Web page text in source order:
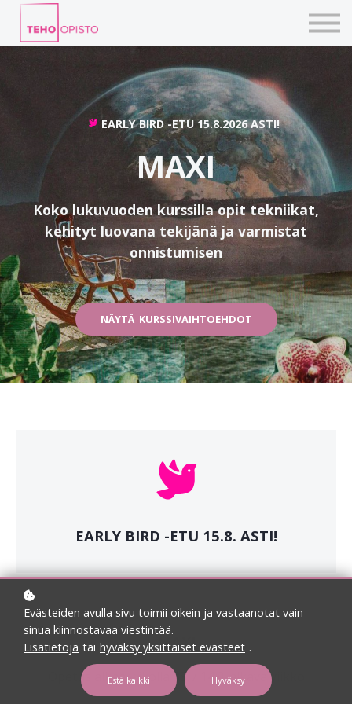
ILMOITTAUDU
KIRJAUDU TEHOVERKKOON
EARLY BIRD -ETU 15.8.2026 ASTI!
MAXI
Koko lukuvuoden kurssilla opit tekniikat,
kehityt luovana tekijänä ja varmistat
onnistumisen
NÄYTÄ KURSSIVAIHTOEHDOT
EARLY BIRD -ETU 15.8. ASTI!
MAXI
Opetus alkaa viikolla 38. / 14.9. alkava viikko
Evästeiden avulla sivu toimii oikein ja vastaanotat vain
sinua kiinnostavaa viestintää.
Lisätietoja tai hyväksy yksittäiset evästeet .
Estä kaikki Hyväksy